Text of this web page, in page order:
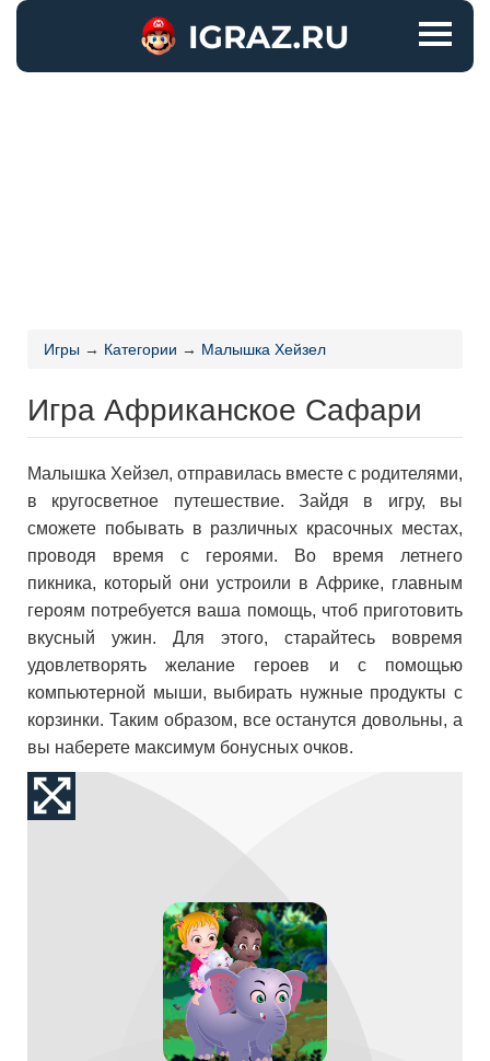
Игры → Категории → Малышка Хейзел
Игра Африканское Сафари
Малышка Хейзел, отправилась вместе с родителями,
в кругосветное путешествие. Зайдя в игру, вы
сможете побывать в различных красочных местах,
проводя время с героями. Во время летнего
пикника, который они устроили в Африке, главным
героям потребуется ваша помощь, чтоб приготовить
вкусный ужин. Для этого, старайтесь вовремя
удовлетворять желание героев и с помощью
компьютерной мыши, выбирать нужные продукты с
корзинки. Таким образом, все останутся довольны, а
вы наберете максимум бонусных очков.